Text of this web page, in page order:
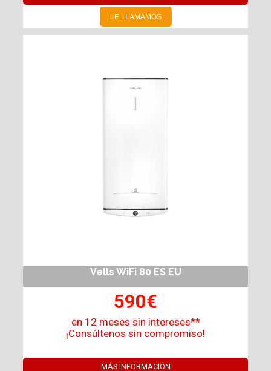
LE LLAMAMOS
Vells WiFi 80 ES EU
590€
en 12 meses sin intereses**
¡Consúltenos sin compromiso!
MÁS INFORMACIÓN